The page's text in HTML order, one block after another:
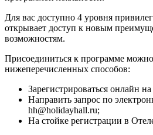
Для вас доступно 4 уровня
открывает доступ к новым
возможностям.
Присоединиться к программе
нижеперечисленных способов:
Зарегистрироваться онлайн
Направить запрос по
hh@holidayhall.ru;
На стойке регистрации в